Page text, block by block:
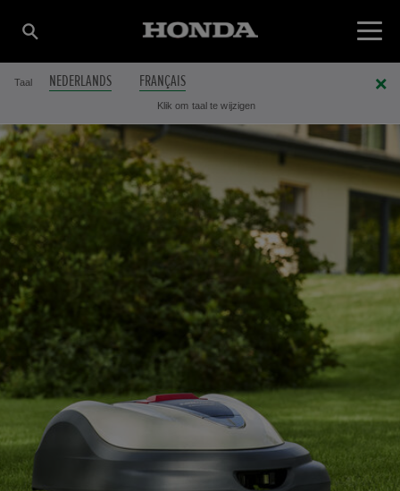
Taal NEDERLANDS FRANÇAIS
Klik om taal te wijzigen